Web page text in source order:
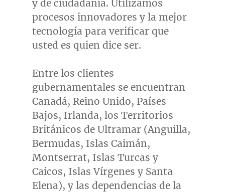
y de ciudadanía. Utilizamos
procesos innovadores y la mejor
tecnología para verificar que
usted es quien dice ser.
Entre los clientes
gubernamentales se encuentran
Canadá, Reino Unido, Países
Bajos, Irlanda, los Territorios
Británicos de Ultramar (Anguilla,
Bermudas, Islas Caimán,
Montserrat, Islas Turcas y
Caicos, Islas Vírgenes y Santa
Elena), y las dependencias de la